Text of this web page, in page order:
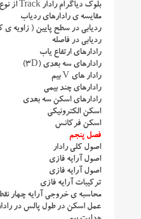
بلوک دیاگرام رادار Track از نوع تک پالس مقایه گر فاز
مقایسه ی رادارهای ردیاب
ردیابی در سطح پایین ( زاویه ی
ردیابی در فاصله
رادارهای ارتفاع یاب
رادارهای سه بعدی (3D)
رادار های V بیم
رادارهای چند بیمی
رادارهای اسکن سه بعدی
اسکن الکترونیکی
اسکن فرکانس
فصل پنجم
اصول كلی رادار
اصول آرایه فازی
اصول آرایه فازی
ترکیبات آرایه فازی
محاسبه ی خروجی آرایه چهار
عمل اسکن در طول پالس در